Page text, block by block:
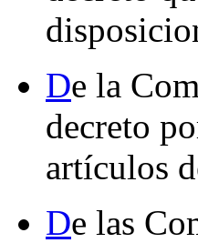
De la
decreto
artículos
De las